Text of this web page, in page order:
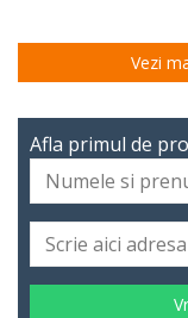
Vezi
Afla primul de